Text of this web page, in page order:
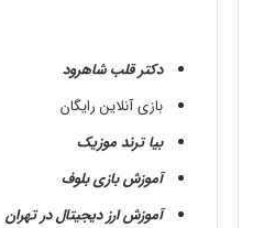
دکتر قلب شاهرود
بازی آنلاین رایگان
بیا ترند موزیک
آموزش بازی بلوف
آموزش ارز دیجیتال در تهران